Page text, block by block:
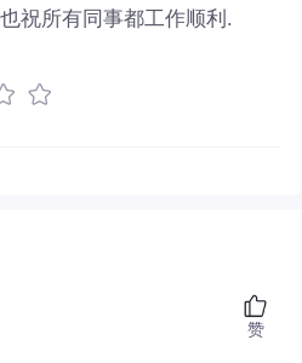
祝所有同事都工作顺利.
赞